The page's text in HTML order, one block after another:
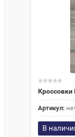
Кроссовки
Артикул:
В